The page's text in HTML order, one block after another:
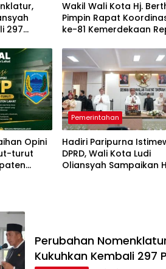
297
Wakil Wali Kota Hj.
Pimpin ​Rapat
ke-81 Kemerdekaan
Opini
turut
Pemerintahan
Hadiri Paripurna
DPRD, Wali Kota Ludi
Oliansyah Sampaikan
Perubahan
Kukuhkan Kembali 297